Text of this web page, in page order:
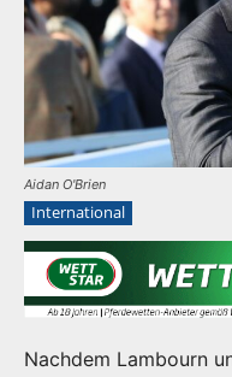
Aidan O'Brien
International
Nachdem Lambourn